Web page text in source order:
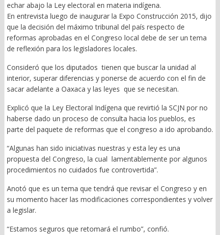
echar abajo la Ley electoral en materia indígena.
En entrevista luego de inaugurar la Expo Construcción 2015, dijo
que la decisión del máximo tribunal del país respecto de
reformas aprobadas en el Congreso local debe de ser un tema
de reflexión para los legisladores locales.
Consideró que los diputados tienen que buscar la unidad al
interior, superar diferencias y ponerse de acuerdo con el fin de
sacar adelante a Oaxaca y las leyes que se necesitan.
Explicó que la Ley Electoral Indígena que revirtió la SCJN por no
haberse dado un proceso de consulta hacia los pueblos, es
parte del paquete de reformas que el congreso a ido aprobando.
“Algunas han sido iniciativas nuestras y esta ley es una
propuesta del Congreso, la cual lamentablemente por algunos
procedimientos no cuidados fue controvertida”.
Anotó que es un tema que tendrá que revisar el Congreso y en
su momento hacer las modificaciones correspondientes y volver
a legislar.
“Estamos seguros que retomará el rumbo”, confió.